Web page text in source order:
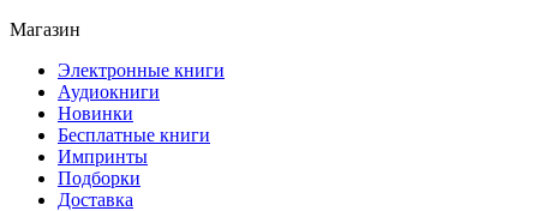
Магазин
Электронные книги
Аудиокниги
Новинки
Бесплатные книги
Импринты
Подборки
Доставка